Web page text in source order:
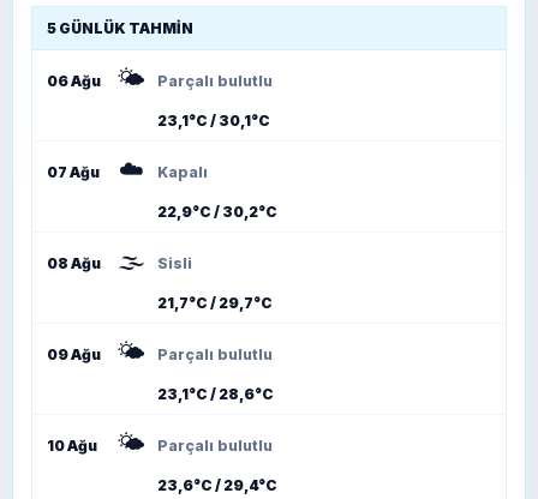
5 GÜNLÜK TAHMIN
06 Ağu 🌤️ Parçalı bulutlu
23,1°C / 30,1°C
07 Ağu ☁️ Kapalı
22,9°C / 30,2°C
08 Ağu 🌫️ Sisli
21,7°C / 29,7°C
09 Ağu 🌤️ Parçalı bulutlu
23,1°C / 28,6°C
10 Ağu 🌤️ Parçalı bulutlu
23,6°C / 29,4°C